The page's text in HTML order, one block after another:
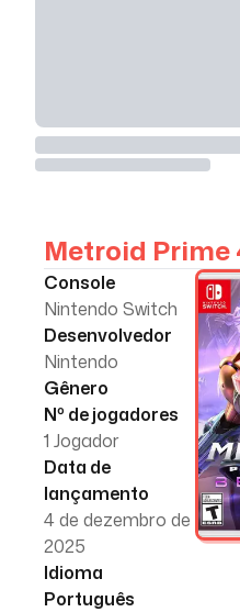
Metroid Prime
Console
Nintendo Switch
Desenvolvedor
Nintendo
Gênero
Nº de jogadores
1 Jogador
Data de
lançamento
4 de dezembro de
2025
Idioma
Português